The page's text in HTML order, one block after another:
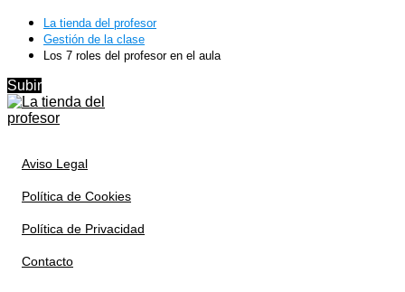
La tienda del profesor
Gestión de la clase
Los 7 roles del profesor en el aula
Subir
Aviso Legal
Política de Cookies
Política de Privacidad
Contacto